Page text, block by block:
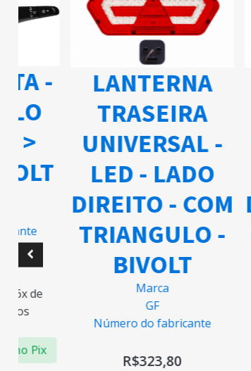
-
>
6x de
no Pix
LANTERNA
TRASEIRA
UNIVERSAL -
LED - LADO
DIREITO - COM
TRIANGULO -
BIVOLT
Marca
GF
Número do fabricante
R$323,80